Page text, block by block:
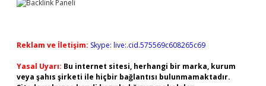
Reklam ve İletişim: Skype: live:.cid.575569c608265c69
Yasal Uyarı: Bu internet sitesi, herhangi bir marka, kurum
veya şahıs şirketi ile hiçbir bağlantısı bulunmamaktadır.